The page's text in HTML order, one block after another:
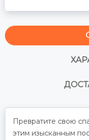
Превратите свою
этим изысканным